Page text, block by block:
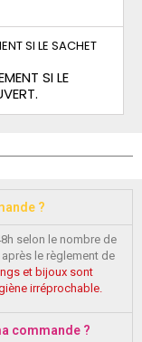
SI LE
?
selon le nombre de
le règlement de
et bijoux sont
irréprochable.
commande ?